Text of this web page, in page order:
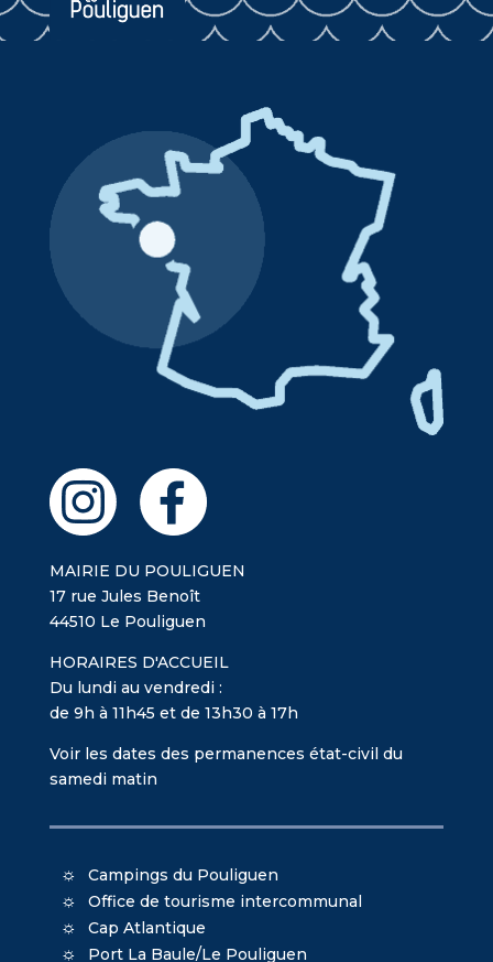
MAIRIE DU POULIGUEN
17 rue Jules Benoît
44510 Le Pouliguen
HORAIRES D'ACCUEIL
Du lundi au vendredi :
de 9h à 11h45 et de 13h30 à 17h
Voir les dates des permanences état-civil du
samedi matin
Campings du Pouliguen
Office de tourisme intercommunal
Cap Atlantique
Port La Baule/Le Pouliguen